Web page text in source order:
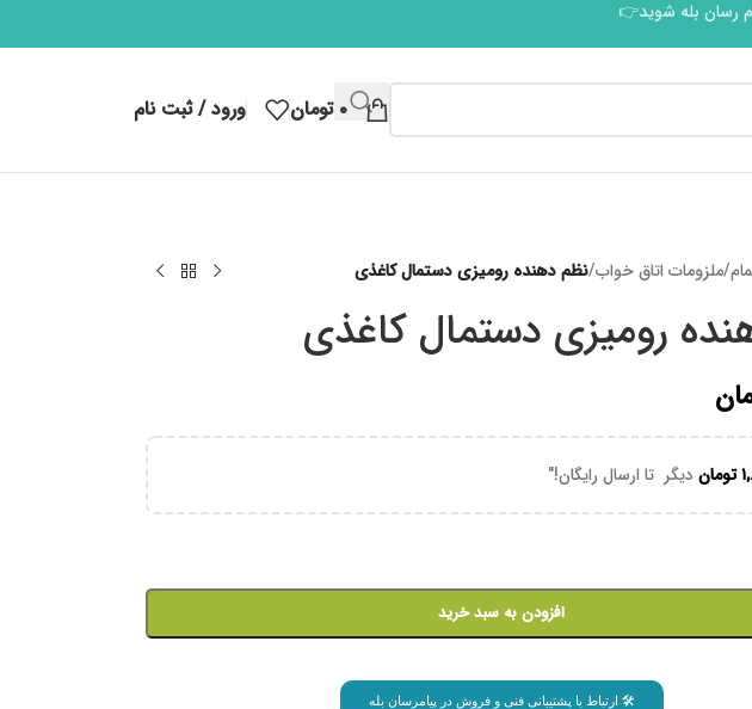
رسان بله شوید👉
۰ تومان ورود / ثبت نام
/ملزومات اتاق خواب/نظم دهنده رومیزی دستمال کاغذی
رومیزی دستمال کاغذی
توماندیگر تا ارسال رایگان!"
افزودن به سبد خرید
🛠 ارتباط با پشتیبانی فنی و فروش در پیامرسان بله